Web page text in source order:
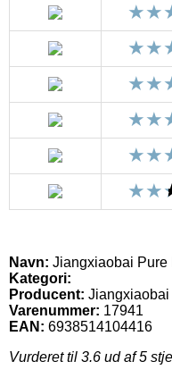
Navn: Jiangxiaobai Pure
Kategori:
Producent: Jiangxiaobai
Varenummer: 17941
EAN: 6938514104416
Vurderet til 3.6 ud af 5